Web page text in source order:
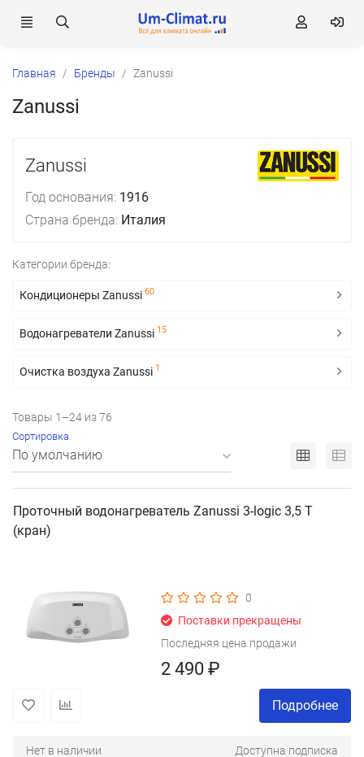
Главная Бренды Zanussi
Zanussi
Zanussi
Год основания: 1916
Страна бренда: Италия
Категории бренда:
Кондиционеры Zanussi 60
Водонагреватели Zanussi 15
Очистка воздуха Zanussi 1
Товары 1–24 из 76
Сортировка
Проточный водонагреватель Zanussi 3-logic 3,5 T
(кран)
0
Поставки прекращены
Последняя цена продажи
2 490 ₽
Подробнее
Нет в наличии Доступна подписка